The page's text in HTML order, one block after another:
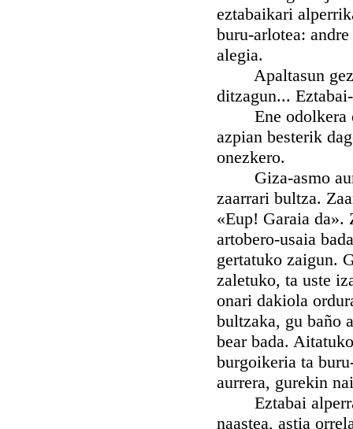
eztabaikari
buru-arlotea:
alegia.
Apaltasun
ditzagun...
Ene odolkera
azpian besterik
onezkero.
Giza-asmo
zaarrari bultza.
«Eup! Garaia
artobero-usaia
gertatuko zaigun.
zaletuko, ta uste
onari dakiola
bultzaka, gu baño
bear bada.
burgoikeria ta
aurrera, gurekin
Eztabai alperra
naastea, astia